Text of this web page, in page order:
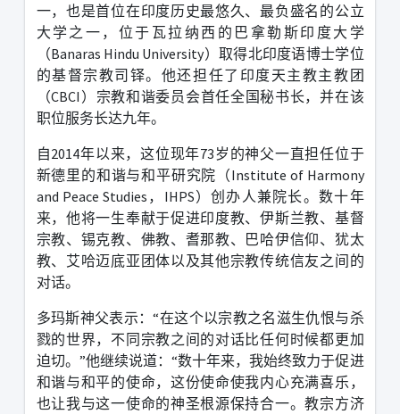
一，也是首位在印度历史最悠久、最负盛名的公立
大学之一，位于瓦拉纳西的巴拿勒斯印度大学
（Banaras Hindu University）取得北印度语博士学位
的基督宗教司铎。他还担任了印度天主教主教团
（CBCI ）宗教和谐委员会首任全国秘书长，并在该
职位服务长达九年。
自2014年以来，这位现年73岁的神父一直担任位于
新德里的和谐与和平研究院（Institute of Harmony
and Peace Studies ， IHPS）创办人兼院长。数十年
来，他将一生奉献于促进印度教、伊斯兰教、基督
宗教、锡克教、佛教、耆那教、巴哈伊信仰、犹太
教、艾哈迈底亚团体以及其他宗教传统信友之间的
对话。
多玛斯神父表示：“在这个以宗教之名滋生仇恨与杀
戮的世界，不同宗教之间的对话比任何时候都更加
迫切。 ”他继续说道： “数十年来，我始终致力于促进
和谐与和平的使命，这份使命使我内心充满喜乐，
也让我与这一使命的神圣根源保持合一。教宗方济